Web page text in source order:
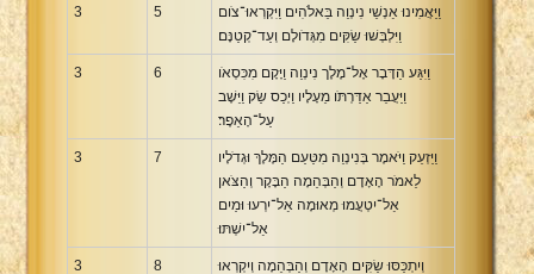
3 5
וַיַּאֲמִינוּ אַנְשֵׁי נִינְוֵה בֵּאלֹהִים וַיִּקְרְאוּ־צֹום
וַיִּלְבְּשׁוּ שַׂקִּים מִגְּדֹולָם וְעַד־קְטַנָּם׃
3 6
וַיִּגַּע הַדָּבָר אֶל־מֶלֶך נִינְוֵה וַיָּקָם מִכִּסְאֹו
וַיַּעֲבֵר אַדַּרְתֹּו מֵעָלָיו וַיְכַס שַׂק וַיֵּשֶׁב
עַל־הָאֵפֶר׃
3 7
וַיַּזְעֵק וַיֹּאמֶר בְּנִינְוֵה מִטַּעַם הַמֶּלֶךְ וּגְדֹלָיו
לֵאמֹר הָאָדָם וְהַבְּהֵמָה הַבָּקָר וְהַצֹּאן
אַל־יִטְעֲמוּ מְאוּמָה אַל־יִרְעוּ וּמַיִם
אַל־יִשְׁתּוּ׃
3 8
וְיִתְכַּסּוּ שַׂקִּים הָאָדָם וְהַבְּהֵמָה וְיִקְרְאוּ